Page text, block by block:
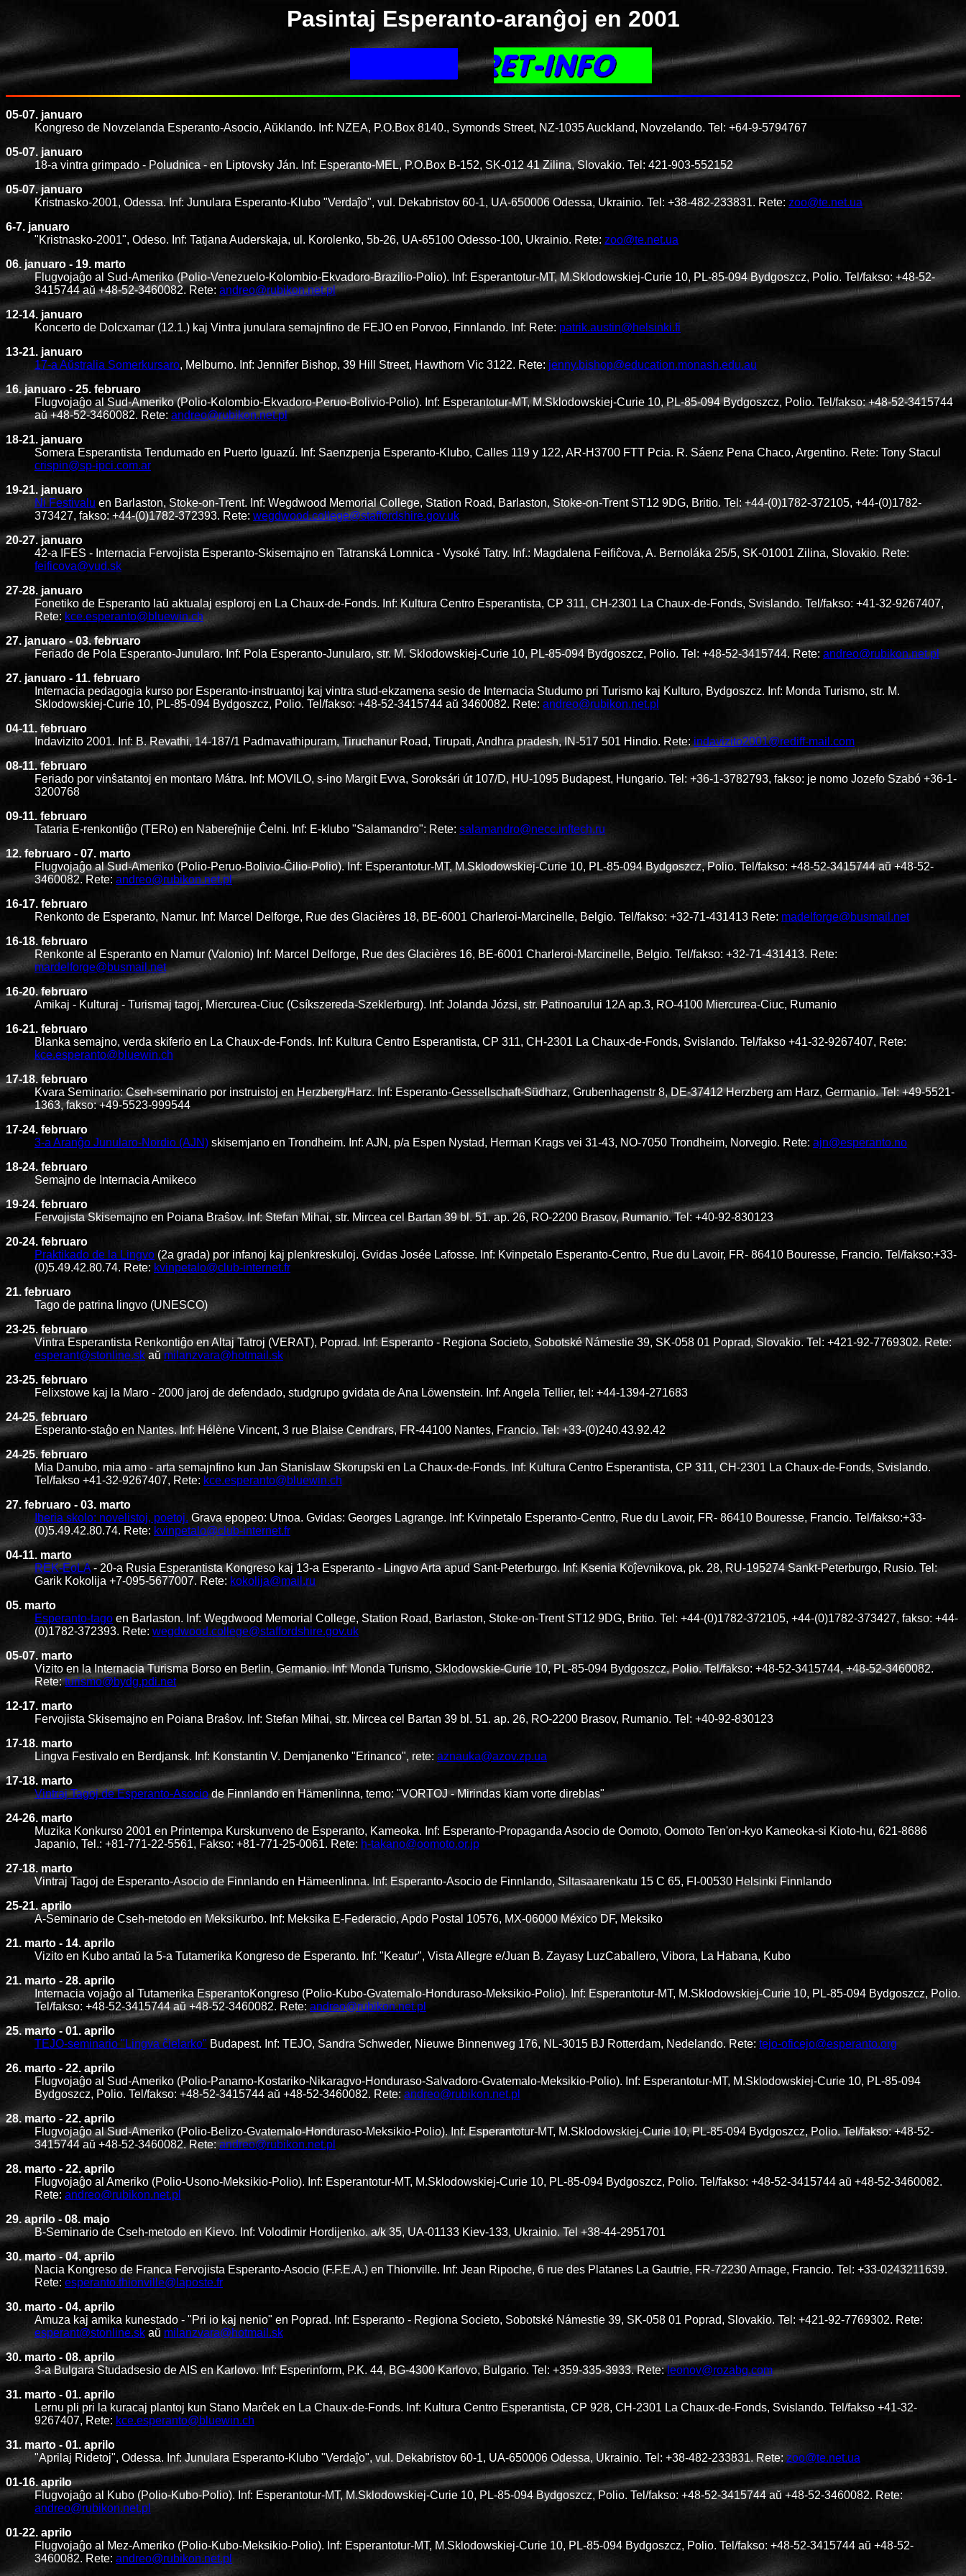
Pasintaj Esperanto-aranĝoj en 2001
05-07. januaro
Kongreso de Novzelanda Esperanto-Asocio, Aŭklando. Inf: NZEA, P.O.Box 8140., Symonds Street, NZ-1035 Auckland, Novzelando. Tel: +64-9-5794767
05-07. januaro
18-a vintra grimpado - Poludnica - en Liptovsky Ján. Inf: Esperanto-MEL, P.O.Box B-152, SK-012 41 Zilina, Slovakio. Tel: 421-903-552152
05-07. januaro
Kristnasko-2001, Odessa. Inf: Junulara Esperanto-Klubo "Verdaĵo", vul. Dekabristov 60-1, UA-650006 Odessa, Ukrainio. Tel: +38-482-233831. Rete: zoo@te.net.ua
6-7. januaro
"Kristnasko-2001", Odeso. Inf: Tatjana Auderskaja, ul. Korolenko, 5b-26, UA-65100 Odesso-100, Ukrainio. Rete: zoo@te.net.ua
06. januaro - 19. marto
Flugvojaĝo al Sud-Ameriko (Polio-Venezuelo-Kolombio-Ekvadoro-Brazilio-Polio). Inf: Esperantotur-MT, M.Sklodowskiej-Curie 10, PL-85-094 Bydgoszcz, Polio. Tel/fakso: +48-52-
3415744 aŭ +48-52-3460082. Rete: andreo@rubikon.net.pl
12-14. januaro
Koncerto de Dolcxamar (12.1.) kaj Vintra junulara semajnfino de FEJO en Porvoo, Finnlando. Inf: Rete: patrik.austin@helsinki.fi
13-21. januaro
17-a Aŭstralia Somerkursaro, Melburno. Inf: Jennifer Bishop, 39 Hill Street, Hawthorn Vic 3122. Rete: jenny.bishop@education.monash.edu.au
16. januaro - 25. februaro
Flugvojaĝo al Sud-Ameriko (Polio-Kolombio-Ekvadoro-Peruo-Bolivio-Polio). Inf: Esperantotur-MT, M.Sklodowskiej-Curie 10, PL-85-094 Bydgoszcz, Polio. Tel/fakso: +48-52-3415744
aŭ +48-52-3460082. Rete: andreo@rubikon.net.pl
18-21. januaro
Somera Esperantista Tendumado en Puerto Iguazú. Inf: Saenzpenja Esperanto-Klubo, Calles 119 y 122, AR-H3700 FTT Pcia. R. Sáenz Pena Chaco, Argentino. Rete: Tony Stacul
crispin@sp-ipci.com.ar
19-21. januaro
Ni Festivalu en Barlaston, Stoke-on-Trent. Inf: Wegdwood Memorial College, Station Road, Barlaston, Stoke-on-Trent ST12 9DG, Britio. Tel: +44-(0)1782-372105, +44-(0)1782-
373427, fakso: +44-(0)1782-372393. Rete: wegdwood.college@staffordshire.gov.uk
20-27. januaro
42-a IFES - Internacia Fervojista Esperanto-Skisemajno en Tatranská Lomnica - Vysoké Tatry. Inf.: Magdalena Feifiĉova, A. Bernoláka 25/5, SK-01001 Zilina, Slovakio. Rete:
feificova@vud.sk
27-28. januaro
Fonetiko de Esperanto laŭ aktualaj esploroj en La Chaux-de-Fonds. Inf: Kultura Centro Esperantista, CP 311, CH-2301 La Chaux-de-Fonds, Svislando. Tel/fakso: +41-32-9267407,
Rete: kce.esperanto@bluewin.ch
27. januaro - 03. februaro
Feriado de Pola Esperanto-Junularo. Inf: Pola Esperanto-Junularo, str. M. Sklodowskiej-Curie 10, PL-85-094 Bydgoszcz, Polio. Tel: +48-52-3415744. Rete: andreo@rubikon.net.pl
27. januaro - 11. februaro
Internacia pedagogia kurso por Esperanto-instruantoj kaj vintra stud-ekzamena sesio de Internacia Studumo pri Turismo kaj Kulturo, Bydgoszcz. Inf: Monda Turismo, str. M.
Sklodowskiej-Curie 10, PL-85-094 Bydgoszcz, Polio. Tel/fakso: +48-52-3415744 aŭ 3460082. Rete: andreo@rubikon.net.pl
04-11. februaro
Indavizito 2001. Inf: B. Revathi, 14-187/1 Padmavathipuram, Tiruchanur Road, Tirupati, Andhra pradesh, IN-517 501 Hindio. Rete:indavizito2001@rediff-mail.com
08-11. februaro
Feriado por vinŝatantoj en montaro Mátra. Inf: MOVILO, s-ino Margit Evva, Soroksári út 107/D, HU-1095 Budapest, Hungario. Tel: +36-1-3782793, fakso: je nomo Jozefo Szabó +36-1-
3200768
09-11. februaro
Tataria E-renkontiĝo (TERo) en Nabereĵnije Ĉelni. Inf: E-klubo "Salamandro": Rete: salamandro@necc.inftech.ru
12. februaro - 07. marto
Flugvojaĝo al Sud-Ameriko (Polio-Peruo-Bolivio-Ĉilio-Polio). Inf: Esperantotur-MT, M.Sklodowskiej-Curie 10, PL-85-094 Bydgoszcz, Polio. Tel/fakso: +48-52-3415744 aŭ +48-52-
3460082. Rete: andreo@rubikon.net.pl
16-17. februaro
Renkonto de Esperanto, Namur. Inf: Marcel Delforge, Rue des Glacières 18, BE-6001 Charleroi-Marcinelle, Belgio. Tel/fakso: +32-71-431413 Rete: madelforge@busmail.net
16-18. februaro
Renkonte al Esperanto en Namur (Valonio) Inf: Marcel Delforge, Rue des Glacières 16, BE-6001 Charleroi-Marcinelle, Belgio. Tel/fakso: +32-71-431413. Rete:
mardelforge@busmail.net
16-20. februaro
Amikaj - Kulturaj - Turismaj tagoj, Miercurea-Ciuc (Csíkszereda-Szeklerburg). Inf: Jolanda Józsi, str. Patinoarului 12A ap.3, RO-4100 Miercurea-Ciuc, Rumanio
16-21. februaro
Blanka semajno, verda skiferio en La Chaux-de-Fonds. Inf: Kultura Centro Esperantista, CP 311, CH-2301 La Chaux-de-Fonds, Svislando. Tel/fakso +41-32-9267407, Rete:
kce.esperanto@bluewin.ch
17-18. februaro
Kvara Seminario: Cseh-seminario por instruistoj en Herzberg/Harz. Inf: Esperanto-Gessellschaft-Südharz, Grubenhagenstr 8, DE-37412 Herzberg am Harz, Germanio. Tel: +49-5521-
1363, fakso: +49-5523-999544
17-24. februaro
3-a Aranĝo Junularo-Nordio (AJN) skisemjano en Trondheim. Inf: AJN, p/a Espen Nystad, Herman Krags vei 31-43, NO-7050 Trondheim, Norvegio. Rete: ajn@esperanto.no
18-24. februaro
Semajno de Internacia Amikeco
19-24. februaro
Fervojista Skisemajno en Poiana Braŝov. Inf: Stefan Mihai, str. Mircea cel Bartan 39 bl. 51. ap. 26, RO-2200 Brasov, Rumanio. Tel: +40-92-830123
20-24. februaro
Praktikado de la Lingvo (2a grada) por infanoj kaj plenkreskuloj. Gvidas Josée Lafosse. Inf: Kvinpetalo Esperanto-Centro, Rue du Lavoir, FR- 86410 Bouresse, Francio. Tel/fakso:+33-
(0)5.49.42.80.74. Rete: kvinpetalo@club-internet.fr
21. februaro
Tago de patrina lingvo (UNESCO)
23-25. februaro
Vintra Esperantista Renkontiĝo en Altaj Tatroj (VERAT), Poprad. Inf: Esperanto - Regiona Societo, Sobotské Námestie 39, SK-058 01 Poprad, Slovakio. Tel: +421-92-7769302. Rete:
esperant@stonline.sk aŭ milanzvara@hotmail.sk
23-25. februaro
Felixstowe kaj la Maro - 2000 jaroj de defendado, studgrupo gvidata de Ana Löwenstein. Inf: Angela Tellier, tel: +44-1394-271683
24-25. februaro
Esperanto-staĝo en Nantes. Inf: Hélène Vincent, 3 rue Blaise Cendrars, FR-44100 Nantes, Francio. Tel: +33-(0)240.43.92.42
24-25. februaro
Mia Danubo, mia amo - arta semajnfino kun Jan Stanislaw Skorupski en La Chaux-de-Fonds. Inf: Kultura Centro Esperantista, CP 311, CH-2301 La Chaux-de-Fonds, Svislando.
Tel/fakso +41-32-9267407, Rete: kce.esperanto@bluewin.ch
27. februaro - 03. marto
Iberia skolo: novelistoj, poetoj. Grava epopeo: Utnoa. Gvidas: Georges Lagrange. Inf: Kvinpetalo Esperanto-Centro, Rue du Lavoir, FR- 86410 Bouresse, Francio. Tel/fakso:+33-
(0)5.49.42.80.74. Rete: kvinpetalo@club-internet.fr
04-11. marto
REK-EoLA- 20-a Rusia Esperantista Kongreso kaj 13-a Esperanto - Lingvo Arta apud Sant-Peterburgo. Inf: Ksenia Koĵevnikova, pk. 28, RU-195274 Sankt-Peterburgo, Rusio. Tel:
Garik Kokolija +7-095-5677007. Rete: kokolija@mail.ru
05. marto
Esperanto-tago en Barlaston. Inf: Wegdwood Memorial College, Station Road, Barlaston, Stoke-on-Trent ST12 9DG, Britio. Tel: +44-(0)1782-372105, +44-(0)1782-373427, fakso: +44-
(0)1782-372393. Rete: wegdwood.college@staffordshire.gov.uk
05-07. marto
Vizito en la Internacia Turisma Borso en Berlin, Germanio. Inf: Monda Turismo, Sklodowskie-Curie 10, PL-85-094 Bydgoszcz, Polio. Tel/fakso: +48-52-3415744, +48-52-3460082.
Rete:turismo@bydg.pdi.net
12-17. marto
Fervojista Skisemajno en Poiana Braŝov. Inf: Stefan Mihai, str. Mircea cel Bartan 39 bl. 51. ap. 26, RO-2200 Brasov, Rumanio. Tel: +40-92-830123
17-18. marto
Lingva Festivalo en Berdjansk. Inf: Konstantin V. Demjanenko "Erinanco", rete: aznauka@azov.zp.ua
17-18. marto
Vintraj Tagoj de Esperanto-Asociode Finnlando en Hämenlinna, temo: "VORTOJ - Mirindas kiam vorte direblas"
24-26. marto
Muzika Konkurso 2001 en Printempa Kurskunveno de Esperanto, Kameoka. Inf: Esperanto-Propaganda Asocio de Oomoto, Oomoto Ten'on-kyo Kameoka-si Kioto-hu, 621-8686
Japanio, Tel.: +81-771-22-5561, Fakso: +81-771-25-0061. Rete: h-takano@oomoto.or.jp
27-18. marto
Vintraj Tagoj de Esperanto-Asocio de Finnlando en Hämeenlinna. Inf: Esperanto-Asocio de Finnlando, Siltasaarenkatu 15 C 65, FI-00530 Helsinki Finnlando
25-21. aprilo
A-Seminario de Cseh-metodo en Meksikurbo. Inf: Meksika E-Federacio, Apdo Postal 10576, MX-06000 México DF, Meksiko
21. marto - 14. aprilo
Vizito en Kubo antaŭ la 5-a Tutamerika Kongreso de Esperanto. Inf: "Keatur", Vista Allegre e/Juan B. Zayasy LuzCaballero, Vibora, La Habana, Kubo
21. marto - 28. aprilo
Internacia vojaĝo al Tutamerika EsperantoKongreso (Polio-Kubo-Gvatemalo-Honduraso-Meksikio-Polio). Inf: Esperantotur-MT, M.Sklodowskiej-Curie 10, PL-85-094 Bydgoszcz, Polio.
Tel/fakso: +48-52-3415744 aŭ +48-52-3460082. Rete: andreo@rubikon.net.pl
25. marto - 01. aprilo
TEJO-seminario "Lingva ĉielarko" Budapest. Inf: TEJO, Sandra Schweder, Nieuwe Binnenweg 176, NL-3015 BJ Rotterdam, Nedelando. Rete: tejo-oficejo@esperanto.org
26. marto - 22. aprilo
Flugvojaĝo al Sud-Ameriko (Polio-Panamo-Kostariko-Nikaragvo-Honduraso-Salvadoro-Gvatemalo-Meksikio-Polio). Inf: Esperantotur-MT, M.Sklodowskiej-Curie 10, PL-85-094
Bydgoszcz, Polio. Tel/fakso: +48-52-3415744 aŭ +48-52-3460082. Rete: andreo@rubikon.net.pl
28. marto - 22. aprilo
Flugvojaĝo al Sud-Ameriko (Polio-Belizo-Gvatemalo-Honduraso-Meksikio-Polio). Inf: Esperantotur-MT, M.Sklodowskiej-Curie 10, PL-85-094 Bydgoszcz, Polio. Tel/fakso: +48-52-
3415744 aŭ +48-52-3460082. Rete: andreo@rubikon.net.pl
28. marto - 22. aprilo
Flugvojaĝo al Ameriko (Polio-Usono-Meksikio-Polio). Inf: Esperantotur-MT, M.Sklodowskiej-Curie 10, PL-85-094 Bydgoszcz, Polio. Tel/fakso: +48-52-3415744 aŭ +48-52-3460082.
Rete: andreo@rubikon.net.pl
29. aprilo - 08. majo
B-Seminario de Cseh-metodo en Kievo. Inf: Volodimir Hordijenko. a/k 35, UA-01133 Kiev-133, Ukrainio. Tel +38-44-2951701
30. marto - 04. aprilo
Nacia Kongreso de Franca Fervojista Esperanto-Asocio (F.F.E.A.) en Thionville. Inf: Jean Ripoche, 6 rue des Platanes La Gautrie, FR-72230 Arnage, Francio. Tel: +33-0243211639.
Rete: esperanto.thionville@laposte.fr
30. marto - 04. aprilo
Amuza kaj amika kunestado - "Pri io kaj nenio" en Poprad. Inf: Esperanto - Regiona Societo, Sobotské Námestie 39, SK-058 01 Poprad, Slovakio. Tel: +421-92-7769302. Rete:
esperant@stonline.sk aŭ milanzvara@hotmail.sk
30. marto - 08. aprilo
3-a Bulgara Studadsesio de AIS en Karlovo. Inf: Esperinform, P.K. 44, BG-4300 Karlovo, Bulgario. Tel: +359-335-3933. Rete:leonov@rozabg.com
31. marto - 01. aprilo
Lernu pli pri la kuracaj plantoj kun Stano Marĉek en La Chaux-de-Fonds. Inf: Kultura Centro Esperantista, CP 928, CH-2301 La Chaux-de-Fonds, Svislando. Tel/fakso +41-32-
9267407, Rete: kce.esperanto@bluewin.ch
31. marto - 01. aprilo
"Aprilaj Ridetoj", Odessa. Inf: Junulara Esperanto-Klubo "Verdaĵo", vul. Dekabristov 60-1, UA-650006 Odessa, Ukrainio. Tel: +38-482-233831. Rete: zoo@te.net.ua
01-16. aprilo
Flugvojaĝo al Kubo (Polio-Kubo-Polio). Inf: Esperantotur-MT, M.Sklodowskiej-Curie 10, PL-85-094 Bydgoszcz, Polio. Tel/fakso: +48-52-3415744 aŭ +48-52-3460082. Rete:
andreo@rubikon.net.pl
01-22. aprilo
Flugvojaĝo al Mez-Ameriko (Polio-Kubo-Meksikio-Polio). Inf: Esperantotur-MT, M.Sklodowskiej-Curie 10, PL-85-094 Bydgoszcz, Polio. Tel/fakso: +48-52-3415744 aŭ +48-52-
3460082. Rete: andreo@rubikon.net.pl